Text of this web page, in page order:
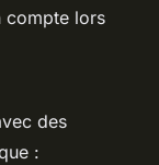
compte lors
des
: